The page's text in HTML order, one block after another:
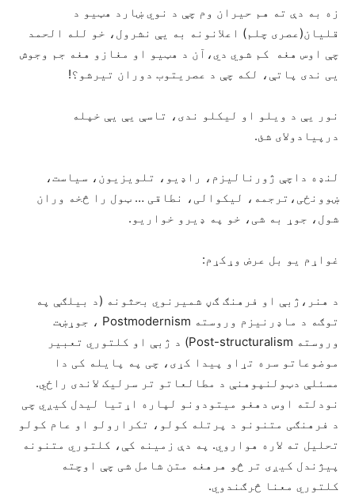
زه به دې ته هم حیران وم چې د نوي ښارد هټیو د
قلیان(عصری چلم) اعلانونه به یې نشرول، خو لله الحمد
چې اوس هغه کم شوي دي،آن د هټیو او مغازو هغه جم وجوش
یی ندی پاتې، لکه چې د عصریتوب دوران تیرشو؟!
نور یې د ویلو او لیکلو ندی، تاسې یې یې خپله
درپیادولای شئ.
لنډه داچې ژورنالیزم، راډیو، تلویزیون، سیاست،
ښوونځی،ترجمه، لیکوالی، نطاقی … ټول را څخه وران
شول، جوړ به شی، خو په ډیرو خواریو.
غواړم یو بل عرض وړکړم:
د هنر،ژبې او فرهنګ ګڼ شمیرنوي بحثونه (د بیلګې په
توګه د ماډرنیزم وروسته Postmodernism ، جوړښت
وروسته Post-structuralism) د ژبې او کلتوري تعبیر
موضوعاتو سره تړاو پیدا کړی، چی په پایله کی دا
مسئلې دټولنپوهنې د مطالعاتو تر سرلیک لاندی راځي.
نودلته اوس دهغو میتودونو لپاره اړتیا لیدل کیږي چی
د فرهنګی متنونو د پرتله کولو، تکرارولو او عام کولو
تحلیل ته لاره هواروي. په دې زمینه کې، کلتوري متنونه
پیژندل کیږی تر څو هرهغه متن شامل شی چې اوچته
کلتوري معنا څرګندوي.